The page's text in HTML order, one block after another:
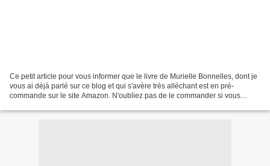
Ce petit article pour vous informer que le livre de Murielle Bonnelles, dont je
vous ai déjà parlé sur ce blog et qui s'avère très alléchant est en pré-
commande sur le site Amazon. N'oubliez pas de le commander si vous